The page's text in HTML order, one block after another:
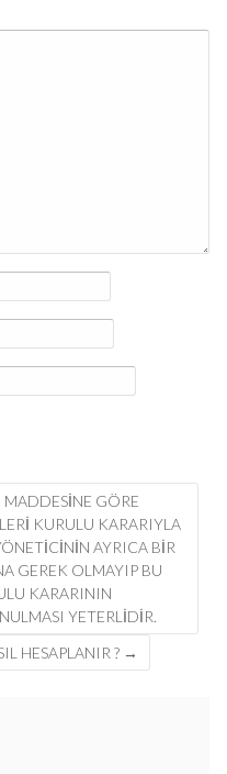
GÖRE
KURULU KARARIYLA
AYRICA BIR
GEREK OLMAYIP BU
KARARININ
YETERLIDIR.
HESAPLANIR ? →